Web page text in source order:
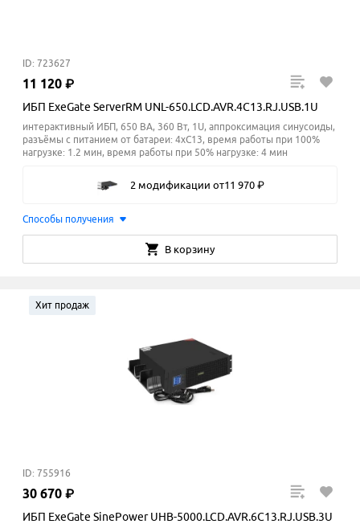
ID: 723627
11 120 ₽
ИБП ExeGate ServerRM UNL-650.LCD.AVR.4C13.RJ.USB.1U
интерактивный ИБП, 650 ВА, 360 Вт, 1U, аппроксимация синусоиды,
разъёмы с питанием от батареи: 4xC13, время работы при 100%
нагрузке: 1.2 мин, время работы при 50% нагрузке: 4 мин
2 модификации от11 970 ₽
Способы получения
В корзину
Хит продаж
ID: 755916
30 670 ₽
ИБП ExeGate SinePower UHB-5000.LCD.AVR.6C13.RJ.USB.3U